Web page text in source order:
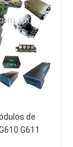
de
G611